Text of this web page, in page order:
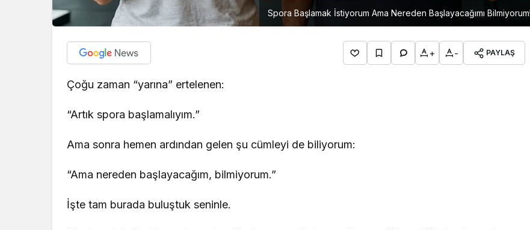
Spora Başlamak İstiyorum Ama Nereden Başlayacağımı Bilmiyorum!
+ - PAYLAŞ
Çoğu zaman “yarına” ertelenen:
“Artık spora başlamalıyım.”
Ama sonra hemen ardından gelen şu cümleyi de biliyorum:
“Ama nereden başlayacağım, bilmiyorum.”
İşte tam burada buluştuk seninle.